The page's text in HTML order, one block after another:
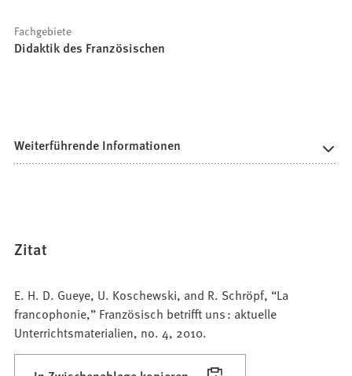
Fachgebiete
Didaktik des Französischen
Weiterführende Informationen
Zitat
E. H. D. Gueye, U. Koschewski, and R. Schröpf, “La
francophonie,” Französisch betrifft uns : aktuelle
Unterrichtsmaterialien, no. 4, 2010.